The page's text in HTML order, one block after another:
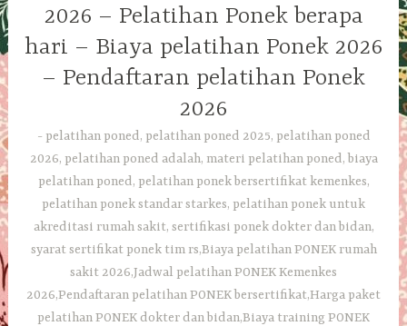
2026 – Pelatihan Ponek berapa
hari – Biaya pelatihan Ponek 2026
– Pendaftaran pelatihan Ponek
2026
pelatihan poned, pelatihan poned 2025, pelatihan poned
2026, pelatihan poned adalah, materi pelatihan poned, biaya
pelatihan poned, pelatihan ponek bersertifikat kemenkes,
pelatihan ponek standar starkes, pelatihan ponek untuk
akreditasi rumah sakit, sertifikasi ponek dokter dan bidan,
syarat sertifikat ponek tim rs,Biaya pelatihan PONEK rumah
sakit 2026,Jadwal pelatihan PONEK Kemenkes
2026,Pendaftaran pelatihan PONEK bersertifikat,Harga paket
pelatihan PONEK dokter dan bidan,Biaya training PONEK